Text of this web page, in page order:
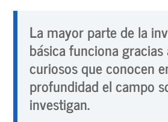
La mayor parte de la
básica funciona
curiosos que conocen
profundidad el campo
investigan.